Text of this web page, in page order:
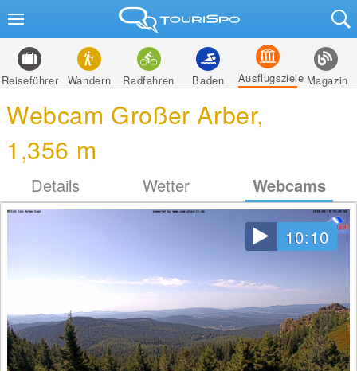
Reiseführer Wandern Radfahren Baden Ausflugsziele Magazin
Webcam Großer Arber,
1,356 m
Details Wetter Webcams
10:10